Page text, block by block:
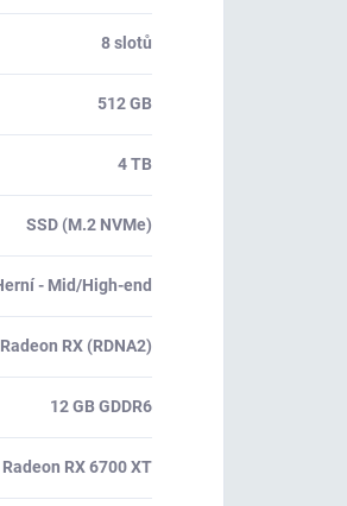
8 slotů
512 GB
4 TB
SSD (M.2 NVMe)
- Mid/High-end
Radeon RX (RDNA2)
12 GB GDDR6
RX 6700 XT